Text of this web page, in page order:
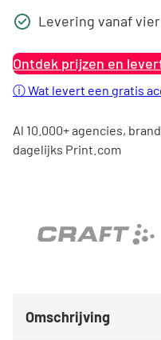
Levering vanaf
Ontdek prijzen en
ⓘWat levert een gratis
Al 10.000+ agencies,
dagelijks Print.com
Omschrijving